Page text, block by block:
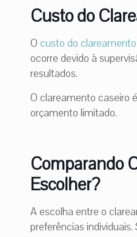
Custo do
Ocusto do clareamento
ocorre devido à
resultados.
O clareamento caseiro
orçamento limitado.
Comparando
Escolher?
A escolha entre o
preferências